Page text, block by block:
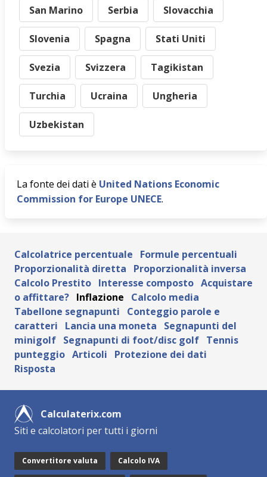
San Marino Serbia Slovacchia
Slovenia Spagna Stati Uniti
Svezia Svizzera Tagikistan
Turchia Ucraina Ungheria
Uzbekistan
La fonte dei dati è United Nations Economic
Commission for Europe UNECE.
Calcolatrice percentuale
Formule percentuali
Proporzionalità diretta
Proporzionalità inversa
Calcolo Prestito Interesse composto Acquistare
o affittare? Inflazione
Calcolo media
Tabellone segnapunti
Conteggio parole e
caratteri
Lancia una moneta
Segnapunti del
minigolf Segnapunti di foot/disc golf Tennis
punteggio Articoli
Protezione dei dati
Risposta
Calculaterix.com
Siti e calcolatori per tutti i giorni
Convertitore valuta Calcolo IVA